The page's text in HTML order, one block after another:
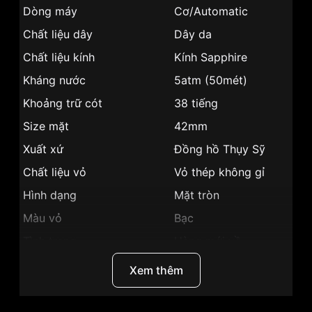
Dòng máy
Cơ/Automatic
Chất liệu dây
Dây da
Chất liệu kính
Kính Sapphire
Kháng nước
5atm (50mét)
Khoảng trữ cót
38 tiếng
Size mặt
42mm
Xuất xứ
Đồng hồ Thụy Sỹ
Chất liệu vỏ
Vỏ thép không gỉ
Hình dạng
Mặt tròn
Màu vỏ
Bạc
Giờ, phút, giây, Lịch ngày
Xem thêm